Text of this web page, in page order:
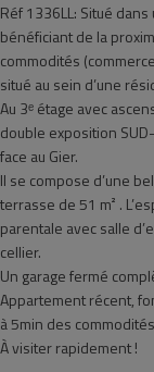
Réf 1336LL: Situé
bénéficiant de la
commodités
situé au sein d’une
Au 3ᵉ étage avec
double exposition
face au Gier.
Il se compose d’une
terrasse de 51 m² .
parentale avec salle
cellier.
Un garage fermé
Appartement récent,
à 5min des
À visiter rapidement !